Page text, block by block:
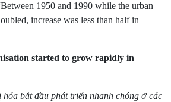
1950 and 1990 while the urban
increase was less than half in
started to grow rapidly in
hóa bắt đầu phát triển nhanh chóng ở các